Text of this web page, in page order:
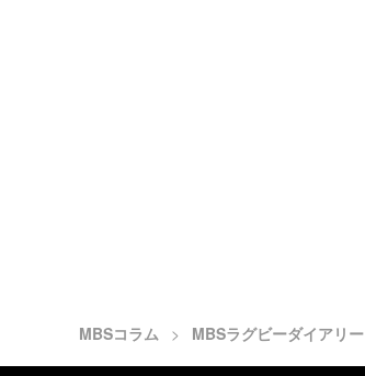
MBSコラム MBSラグビーダイアリー